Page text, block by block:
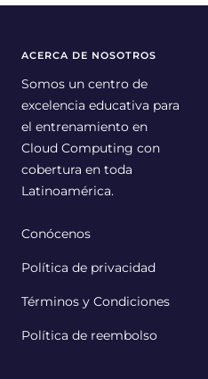
ACERCA DE NOSOTROS
Somos un centro de
excelencia educativa para
el entrenamiento en
Cloud Computing con
cobertura en toda
Latinoamérica.
Conócenos
Política de privacidad
Términos y Condiciones
Política de reembolso